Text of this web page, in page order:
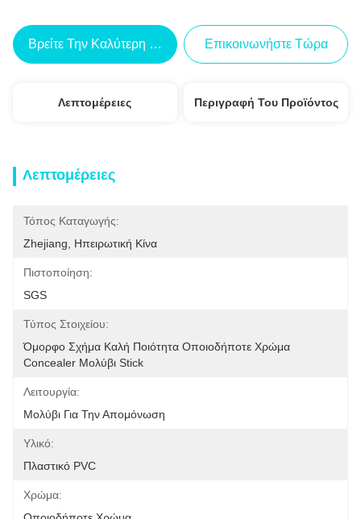
Βρείτε Την Καλύτερη Τιμή Επικοινωνήστε Τώρα
Λεπτομέρειες Περιγραφή Του Προϊόντος
Λεπτομέρειες
Τόπος Καταγωγής:
Zhejiang, Ηπειρωτική Κίνα
Πιστοποίηση:
SGS
Τύπος Στοιχείου:
Όμορφο Σχήμα Καλή Ποιότητα Οποιοδήποτε Χρώμα
Concealer Μολύβι Stick
Λειτουργία:
Μολύβι Για Την Απομόνωση
Υλικό:
Πλαστικό PVC
Χρώμα: